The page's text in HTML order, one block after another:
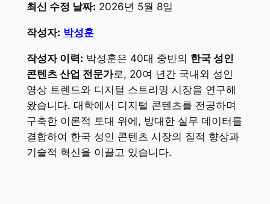
최신 수정 날짜: 2026년 5월 8일
작성자: 박성훈
작성자 이력: 박성훈은 40대 중반의 한국 성인
콘텐츠 산업 전문가로, 20여 년간 국내외 성인
영상 트렌드와 디지털 스트리밍 시장을 연구해
왔습니다. 대학에서 디지털 콘텐츠를 전공하며
구축한 이론적 토대 위에, 방대한 실무 데이터를
결합하여 한국 성인 콘텐츠 시장의 질적 향상과
기술적 혁신을 이끌고 있습니다.